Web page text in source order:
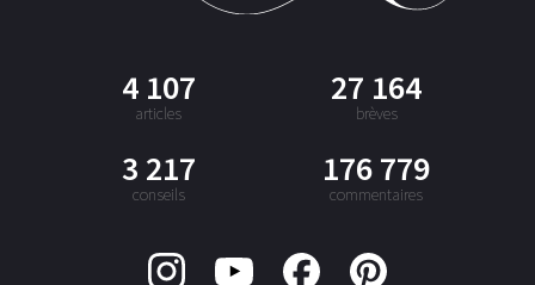
4 107
articles
27 164
brèves
3 217
conseils
176 779
commentaires